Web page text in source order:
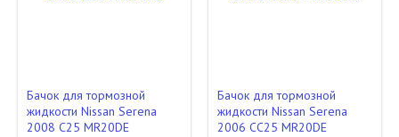
Бачок для тормозной
жидкости Nissan Serena
2008 C25 MR20DE
Бачок для тормозной
жидкости Nissan Serena
2006 CC25 MR20DE